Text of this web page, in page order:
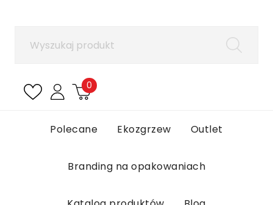
0
Polecane Ekozgrzew Outlet
Branding na opakowaniach
Aby zapisać produkty na liście ulubionych, musisz
Anuluj Zaloguj się